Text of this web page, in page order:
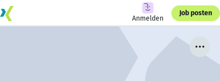
Anmelden
Job posten